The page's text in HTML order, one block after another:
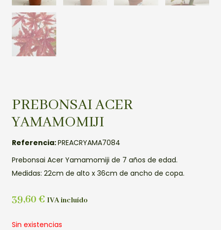
PREBONSAI ACER
YAMAMOMIJI
Referencia:PREACRYAMA7084
Prebonsai Acer Yamamomiji de 7 años de edad.
Medidas: 22cm de alto x 36cm de ancho de copa.
39,60 € IVA incluído
Sin existencias